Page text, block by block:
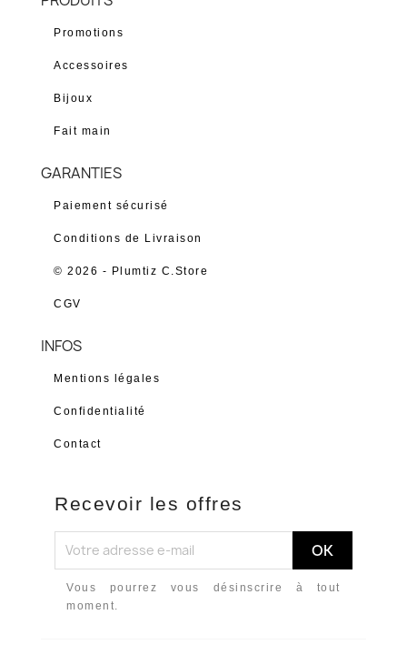
Promotions
Accessoires
Bijoux
Fait main
GARANTIES
Paiement sécurisé
Conditions de Livraison
© 2026 - Plumtiz C.Store
CGV
INFOS
Mentions légales
Confidentialité
Contact
Recevoir les offres
Vous pourrez vous désinscrire à tout
moment.